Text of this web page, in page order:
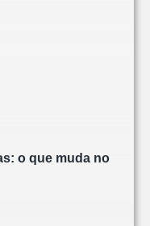
o que muda no